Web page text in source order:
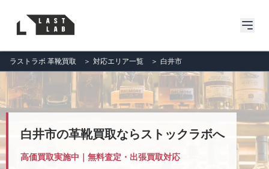
ラストラボ 革靴買取 ＞ 対応エリア一覧 ＞ 白井市
白井市の革靴買取ならストックラボへ
高価買取実施中｜無料査定・出張買取対応